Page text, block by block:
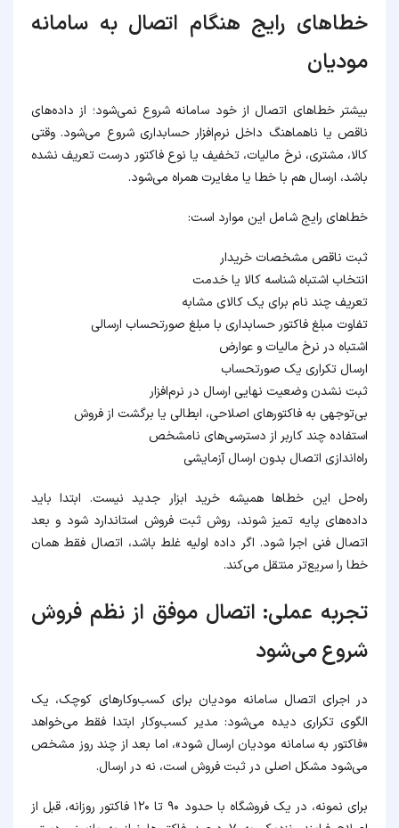
خطاهای رایج هنگام اتصال به سامانه
مودیان
بیشتر خطاهای اتصال از خود سامانه شروع نمی‌شود؛ از داده‌های
ناقص یا ناهماهنگ داخل نرم‌افزار حسابداری شروع می‌شود. وقتی
کالا، مشتری، نرخ مالیات، تخفیف یا نوع فاکتور درست تعریف نشده
باشد، ارسال هم با خطا یا مغایرت همراه می‌شود.
خطاهای رایج شامل این موارد است:
ثبت ناقص مشخصات خریدار
انتخاب اشتباه شناسه کالا یا خدمت
تعریف چند نام برای یک کالای مشابه
تفاوت مبلغ فاکتور حسابداری با مبلغ صورتحساب ارسالی
اشتباه در نرخ مالیات و عوارض
ارسال تکراری یک صورتحساب
ثبت نشدن وضعیت نهایی ارسال در نرم‌افزار
بی‌توجهی به فاکتورهای اصلاحی، ابطالی یا برگشت از فروش
استفاده چند کاربر از دسترسی‌های نامشخص
راه‌اندازی اتصال بدون ارسال آزمایشی
راه‌حل این خطاها همیشه خرید ابزار جدید نیست. ابتدا باید
داده‌های پایه تمیز شوند، روش ثبت فروش استاندارد شود و بعد
اتصال فنی اجرا شود. اگر داده اولیه غلط باشد، اتصال فقط همان
خطا را سریع‌تر منتقل می‌کند.
تجربه عملی: اتصال موفق از نظم فروش
شروع می‌شود
در اجرای اتصال سامانه مودیان برای کسب‌وکارهای کوچک، یک
الگوی تکراری دیده می‌شود: مدیر کسب‌وکار ابتدا فقط می‌خواهد
«فاکتور به سامانه مودیان ارسال شود»، اما بعد از چند روز مشخص
می‌شود مشکل اصلی در ثبت فروش است، نه در ارسال.
برای نمونه، در یک فروشگاه با حدود ۹۰ تا ۱۲۰ فاکتور روزانه، قبل از